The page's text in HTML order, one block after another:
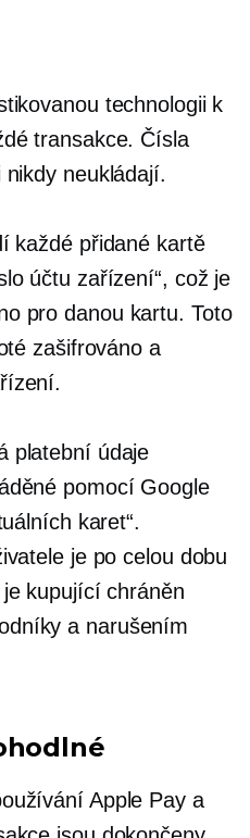
technologii k
transakce. Čísla
neukládají.
každé přidané kartě
účtu zařízení“, což je
pro danou kartu. Toto
zašifrováno a
platební údaje
pomocí Google
karet“.
je po celou dobu
kupující chráněn
a narušením
Apple Pay a